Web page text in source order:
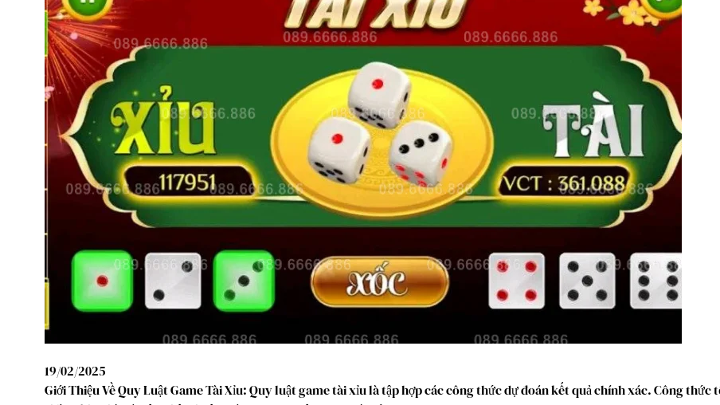
19/02/2025
Giới Thiệu Về Quy Luật Game Tài Xỉu: Quy luật game tài xỉu là tập hợp các công thức dự đoán kết quả chính xác. Công